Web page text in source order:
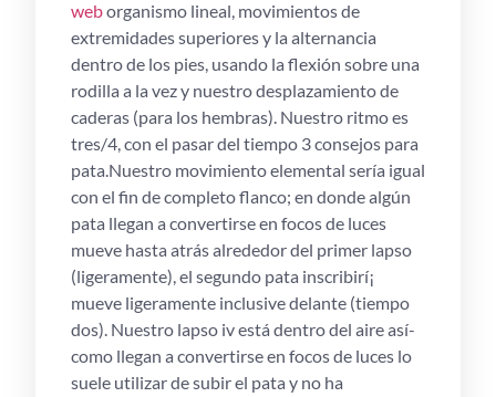
weborganismo lineal, movimientos de
extremidades superiores y la alternancia
dentro de los pies, usando la flexión sobre una
rodilla a la vez y nuestro desplazamiento de
caderas (para los hembras). Nuestro ritmo es
tres/4, con el pasar del tiempo 3 consejos para
pata.Nuestro movimiento elemental serí­a igual
con el fin de completo flanco; en donde algún
pata llegan a convertirse en focos de luces
mueve hasta atrás alrededor del primer lapso
(ligeramente), el segundo pata inscribirí¡
mueve ligeramente inclusive delante (tiempo
dos). Nuestro lapso iv está dentro del aire así­
como llegan a convertirse en focos de luces lo
suele utilizar de subir el pata y no ha